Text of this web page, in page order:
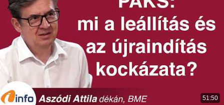
51:50